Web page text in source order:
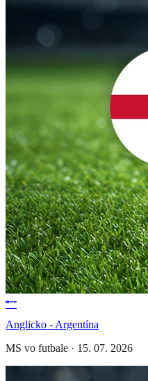
Anglicko - Argentína
MS vo futbale · 15. 07. 2026